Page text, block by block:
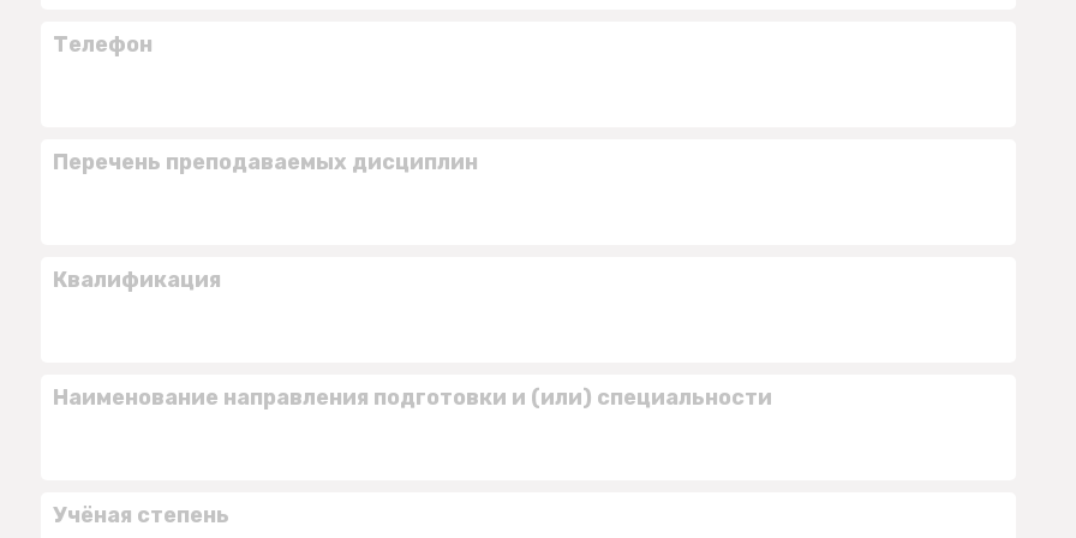
Телефон
Перечень преподаваемых дисциплин
Квалификация
Наименование направления подготовки и (или) специальности
Учёная степень